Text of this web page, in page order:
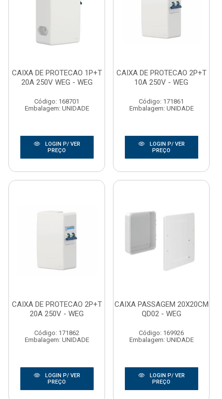
CAIXA DE PROTECAO 1P+T
20A 250V WEG - WEG
Código: 168701
Embalagem: UNIDADE
LOGIN P/ VER
PREÇO
CAIXA DE PROTECAO 2P+T
10A 250V - WEG
Código: 171861
Embalagem: UNIDADE
LOGIN P/ VER
PREÇO
CAIXA DE PROTECAO 2P+T
20A 250V - WEG
Código: 171862
Embalagem: UNIDADE
LOGIN P/ VER
PREÇO
CAIXA PASSAGEM 20X20CM
QD02 - WEG
Código: 169926
Embalagem: UNIDADE
LOGIN P/ VER
PREÇO